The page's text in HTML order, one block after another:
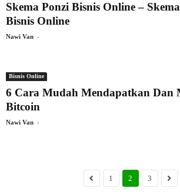
Skema Ponzi Bisnis Online –
Bisnis Online
Nawi Van -
Bisnis Online
6 Cara Mudah Mendapatkan Dan
Bitcoin
Nawi Van -
1 2 3